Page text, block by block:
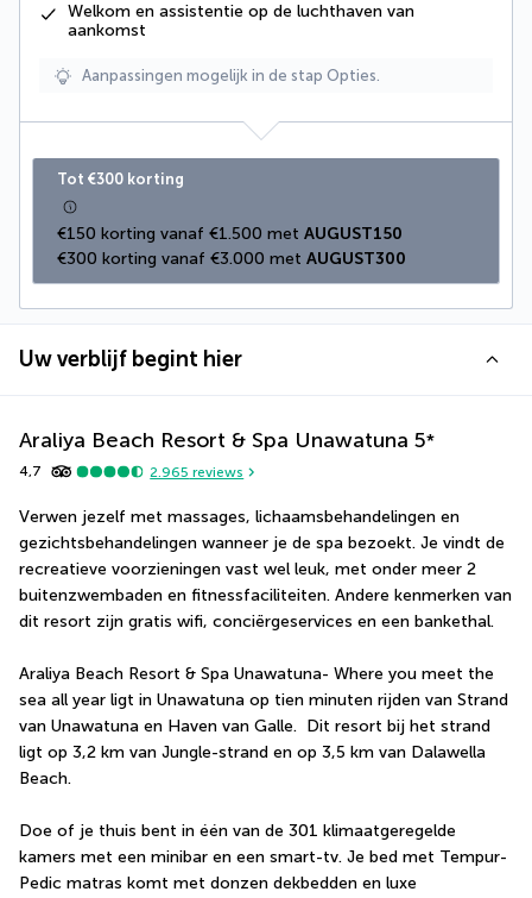
Welkom en assistentie op de luchthaven van
aankomst
Aanpassingen mogelijk in de stap Opties.
Tot €300 korting
€150 korting vanaf €1.500 met AUGUST150
€300 korting vanaf €3.000 met AUGUST300
Uw verblijf begint hier
Araliya Beach Resort & Spa Unawatuna 5*
4,7 2.965 reviews
Verwen jezelf met massages, lichaamsbehandelingen en
gezichtsbehandelingen wanneer je de spa bezoekt. Je vindt de
recreatieve voorzieningen vast wel leuk, met onder meer 2
buitenzwembaden en fitnessfaciliteiten. Andere kenmerken van
dit resort zijn gratis wifi, conciërgeservices en een bankethal.
Araliya Beach Resort & Spa Unawatuna- Where you meet the
sea all year ligt in Unawatuna op tien minuten rijden van Strand
van Unawatuna en Haven van Galle.  Dit resort bij het strand
ligt op 3,2 km van Jungle-strand en op 3,5 km van Dalawella
Beach.
Doe of je thuis bent in één van de 301 klimaatgeregelde
kamers met een minibar en een smart-tv. Je bed met Tempur-
Pedic matras komt met donzen dekbedden en luxe